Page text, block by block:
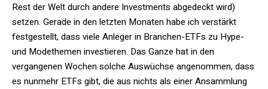
Rest der Welt durch andere Investments abgedeckt wird)
setzen. Gerade in den letzten Monaten habe ich verstärkt
festgestellt, dass viele Anleger in Branchen-ETFs zu Hype-
und Modethemen investieren. Das Ganze hat in den
vergangenen Wochen solche Auswüchse angenommen, dass
es nunmehr ETFs gibt, die aus nichts als einer Ansammlung